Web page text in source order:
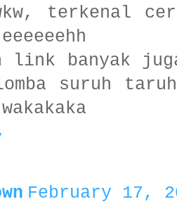
terkenal
link banyak
suruh
February 17,